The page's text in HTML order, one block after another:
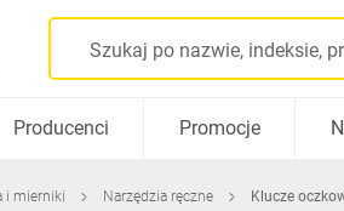
Producenci Promocje
i mierniki Narzędzia ręczne Klucze